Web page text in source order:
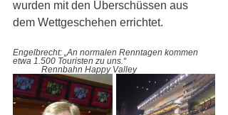
wurden mit den Überschüssen aus
dem Wettgeschehen errichtet.
Engelbrecht: „An normalen Renntagen kommen
etwa 1.500 Touristen zu uns.“
Rennbahn Happy Valley